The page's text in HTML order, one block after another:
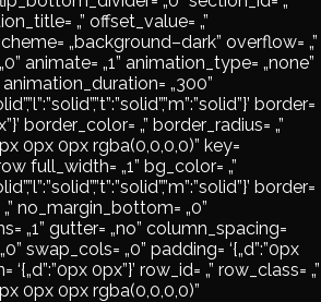
„” offset_value= „”
„background–dark” overflow= „”
animate= „1” animation_type= „none”
„300”
border=
border_color= „” border_radius= „”
0px 0px rgba(0,0,0,0)” key=
full_width= „1” bg_color= „”
border=
„” no_margin_bottom= „0”
„1” gutter= „no” column_spacing=
swap_cols= „0” padding= ‘{„d”:”0px
0px”}’ row_id= „” row_class= „”
0px 0px rgba(0,0,0,0)”